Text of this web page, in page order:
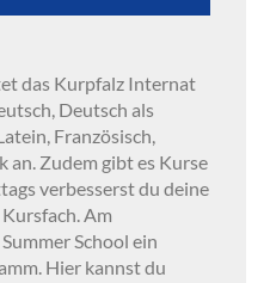
das Kurpfalz Internat
Deutsch als
Französisch,
an. Zudem gibt es Kurse
verbesserst du deine
Am
School ein
Hier kannst du